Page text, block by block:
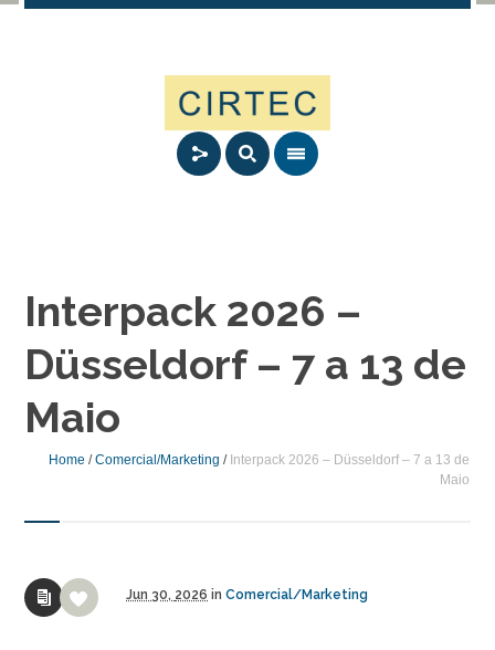
Interpack 2026 –
Düsseldorf – 7 a 13 de
Maio
Home /Comercial/Marketing / Interpack 2026 – Düsseldorf – 7 a 13 de
Maio
Jun 30, 2026 inComercial/Marketing